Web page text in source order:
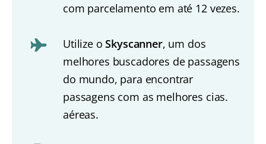
com parcelamento em até 12 vezes.
Utilize oSkyscanner, um dos
melhores buscadores de passagens
do mundo, para encontrar
passagens com as melhores cias.
aéreas.